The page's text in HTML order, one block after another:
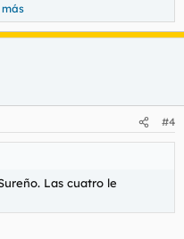
más
#4
Las cuatro le